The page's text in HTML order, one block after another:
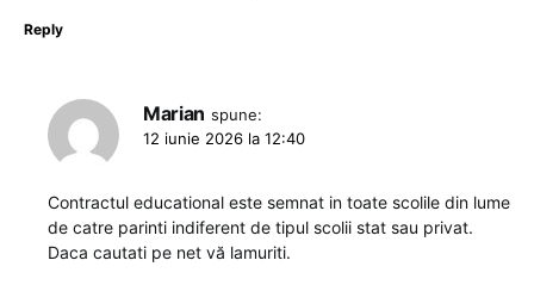
Reply
Marian spune:
12 iunie 2026 la 12:40
Contractul educational este semnat in toate scolile din lume
de catre parinti indiferent de tipul scolii stat sau privat.
Daca cautati pe net vă lamuriti.